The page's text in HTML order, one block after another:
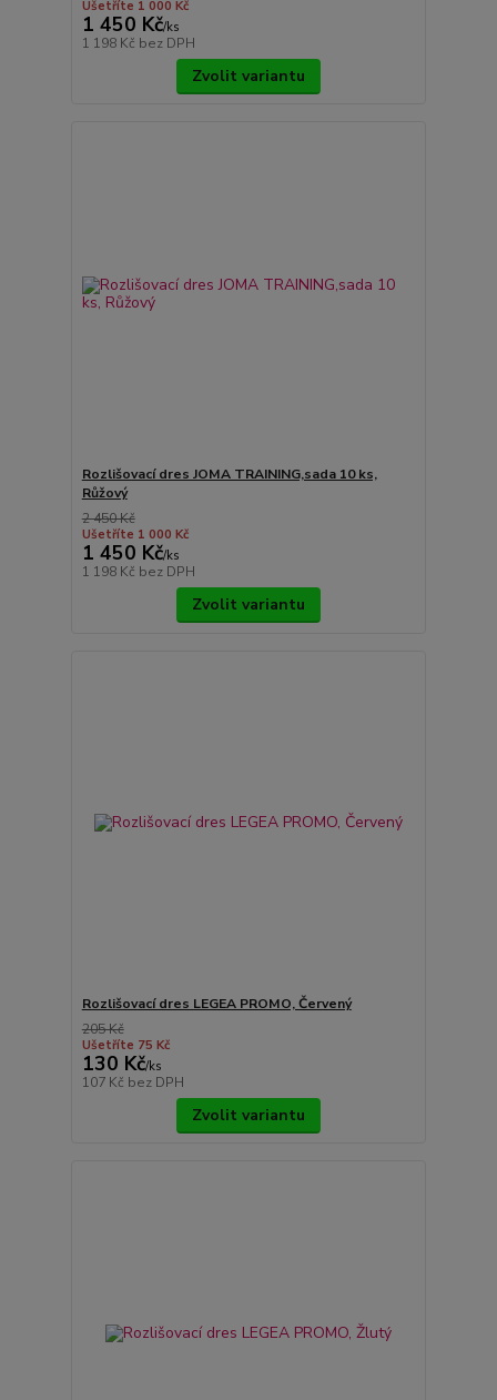
Ušetříte 1 000 Kč
1 450 Kč/ks
1 198 Kč bez DPH
Zvolit variantu
Rozlišovací dres JOMA TRAINING,sada 10 ks,
Růžový
2 450 Kč
Ušetříte 1 000 Kč
1 450 Kč/ks
1 198 Kč bez DPH
Zvolit variantu
Rozlišovací dres LEGEA PROMO, Červený
205 Kč
Ušetříte 75 Kč
130 Kč/ks
107 Kč bez DPH
Zvolit variantu